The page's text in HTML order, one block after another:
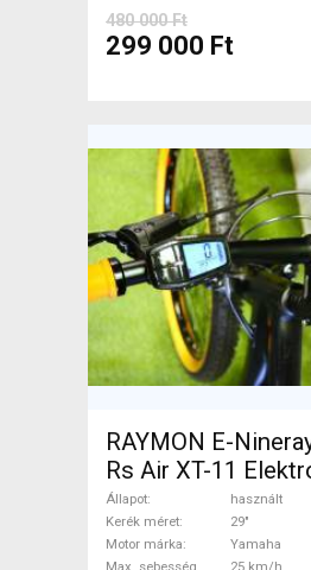
480 000 Ft
299 000 Ft
RAYMON E-
Rs Air XT-11
Mountain Bike 29"
teleszkópos
ELADÓ
Állapot
használt
Kerék méret
29"
Motor márka
Yamaha
Max. sebesség
25 km/h